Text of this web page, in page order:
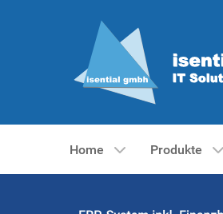
Home Produkte